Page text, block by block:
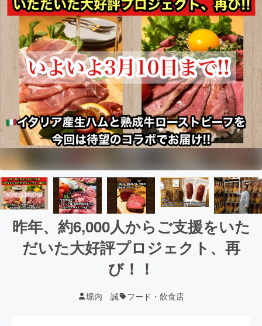
昨年、約6,000人からご支援をいた
だいた大好評プロジェクト、再
び！！
堀内 誠 フード・飲食店